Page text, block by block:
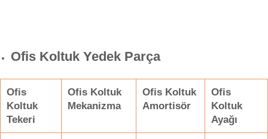
Ofis Koltuk Yedek Parça
Ofis
Koltuk
Tekeri
Ofis Koltuk
Mekanizma
Ofis Koltuk
Amortisör
Ofis
Koltuk
Ayağı